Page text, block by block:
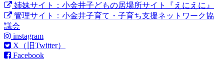
姉妹サイト：小金井子どもの居場所サイト『えにえに』
管理サイト：小金井子育て・子育ち支援ネットワーク協
議会
instagram
X（旧Twitter）
Facebook